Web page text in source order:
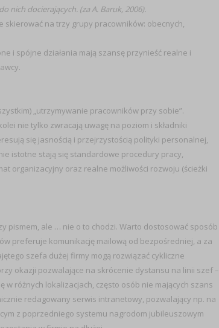
nich docierających. (za A. Baruk, 2006).
skierować na trzy grupy pracowników: obecnych,
i spójne działania mają szansę przynieść realne i
„utrzymywanie pracowników przy sobie”.
nie tylko zwracają uwagę na poziom i składniki
się jasnością i przejrzystością polityki personalnej,
istotne stają się standardowe procedury pracy,
organizacyjny oraz realne możliwości rozwoju (ścieżki
pismem, ale … nie o to chodzi. Warto dostosować sposób
preferuje komunikację mailową od bezpośredniej, a za
szefa dużej firmy mogą rozwiązać cykliczne
okazji pozwalające na skrócenie dystansu na linii szef –
różnych lokalizacjach, często osób nie mających szans
redagowany serwis intranetowy, pozwalający np. na
z poprzedniego systemu nagrodom jubileuszowym